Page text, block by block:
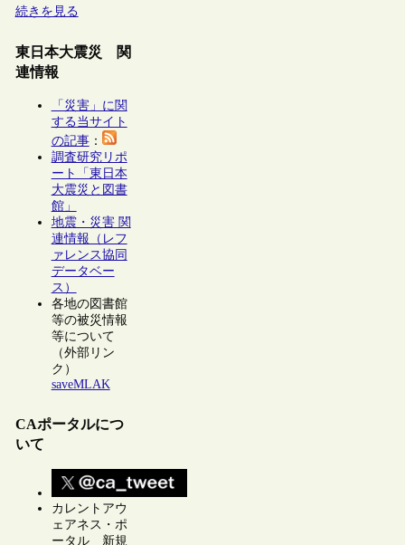
続きを見る
東日本大震災 関
連情報
「災害」に関
する当サイト
の記事：
調査研究リポ
ート「東日本
大震災と図書
館」
地震・災害 関
連情報（レフ
ァレンス協同
データベー
ス）
各地の図書館
等の被災情報
等について
（外部リン
ク）
saveMLAK
CAポータルにつ
いて
カレントアウ
ェアネス・ポ
ータル 新規